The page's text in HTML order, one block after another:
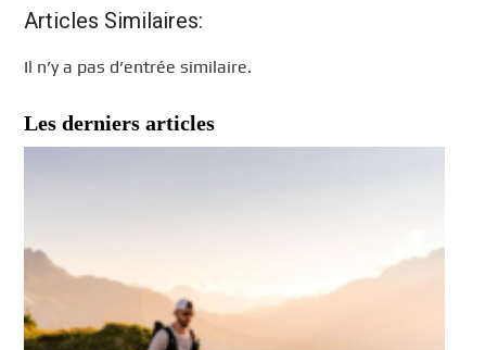
Articles Similaires:
Il n’y a pas d’entrée similaire.
Les derniers articles